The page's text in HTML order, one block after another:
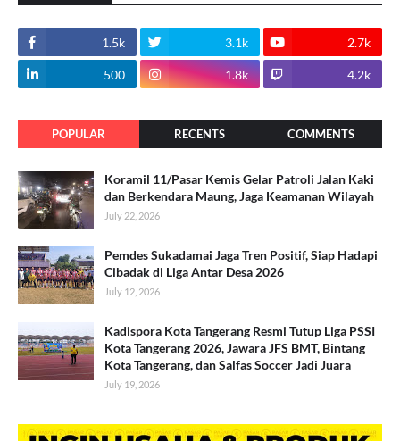
1.5k 3.1k 2.7k
500 1.8k 4.2k
POPULAR RECENTS COMMENTS
Koramil 11/Pasar Kemis Gelar Patroli Jalan Kaki
dan Berkendara Maung, Jaga Keamanan Wilayah
July 22, 2026
Pemdes Sukadamai Jaga Tren Positif, Siap Hadapi
Cibadak di Liga Antar Desa 2026
July 12, 2026
Kadispora Kota Tangerang Resmi Tutup Liga PSSI
Kota Tangerang 2026, Jawara JFS BMT, Bintang
Kota Tangerang, dan Salfas Soccer Jadi Juara
July 19, 2026